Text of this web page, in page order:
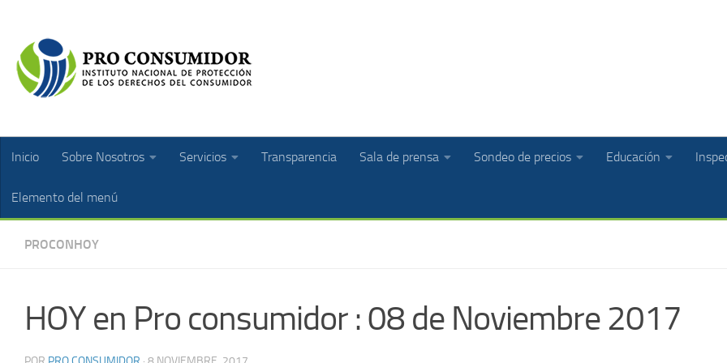
Inicio Sobre Nosotros Servicios Transparencia Sala de prensa Sondeo de precios Educación
Elemento del menú
PROCONHOY
HOY en Pro consumidor : 08 de Noviembre 2017